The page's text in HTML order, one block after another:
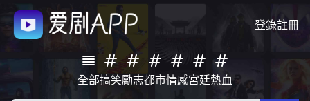
登錄註冊
全部搞笑勵志都市情感宮廷熱血